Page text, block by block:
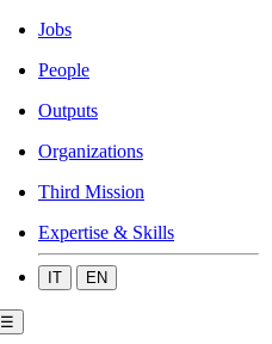
Jobs
People
Outputs
Organizations
Third Mission
Expertise & Skills
IT EN
☰